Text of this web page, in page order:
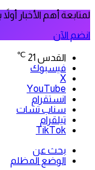
لمتابعة أهم الأخبار
انضم الآن
القدس 21
℃
فيسبوك
‫X
‫YouTube
انستقرام
سناب تشات
تيلقرام
‫TikTok
بحث عن
الوضع المظلم